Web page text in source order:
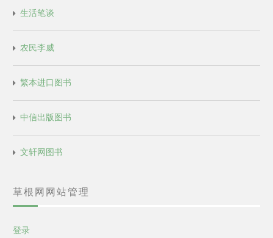
生活笔谈
农民李威
繁本进口图书
中信出版图书
文轩网图书
草根网网站管理
登录